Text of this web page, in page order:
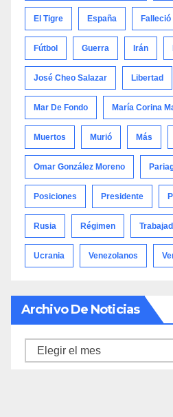
El Tigre España Falleció
Fútbol Guerra Irán
José Cheo Salazar Libertad
Mar De Fondo María Corina
Muertos Murió Más
Omar González Moreno
Posiciones Presidente
Rusia Régimen
Ucrania Venezolanos
Archivo De Noticias
Archivo